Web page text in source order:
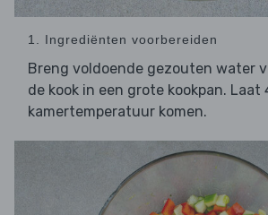
1. Ingrediënten voorbereiden
Breng voldoende gezouten water
de kook in een grote kookpan. Laat
kamertemperatuur komen.